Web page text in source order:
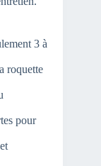
3 à
roquette
pour